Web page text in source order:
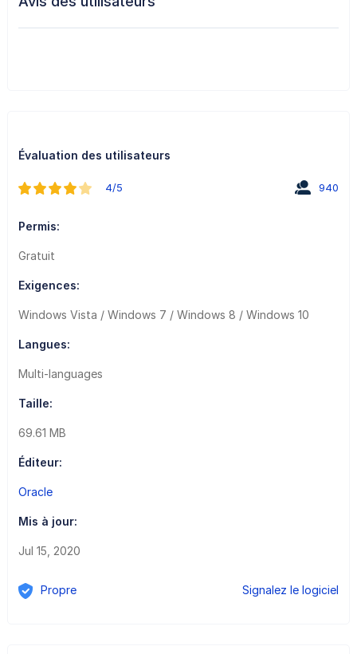
Évaluation des utilisateurs
4/5 940
Permis:
Gratuit
Exigences:
Windows Vista / Windows 7 / Windows 8 / Windows 10
Langues:
Multi-languages
Taille:
69.61 MB
Éditeur:
Oracle
Mis à jour:
Jul 15, 2020
Propre Signalez le logiciel